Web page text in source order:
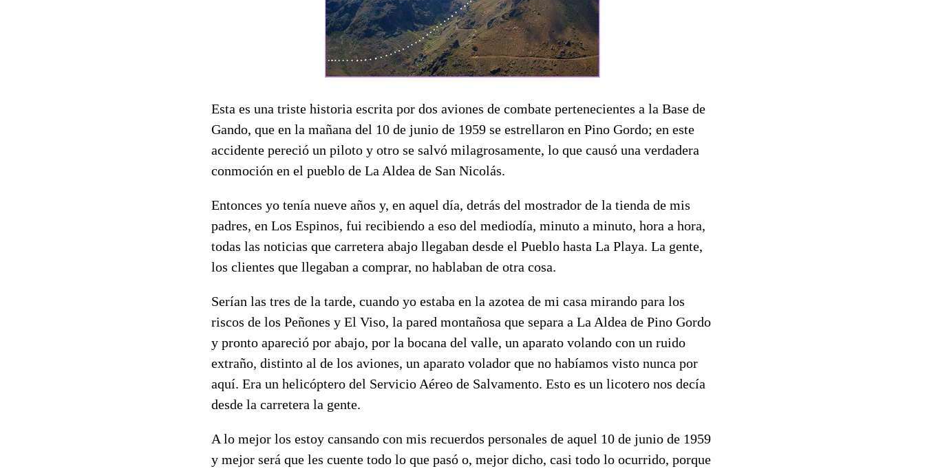
Esta es una triste historia escrita por dos aviones de combate pertenecientes a la Base de
Gando, que en la mañana del 10 de junio de 1959 se estrellaron en Pino Gordo; en este
accidente pereció un piloto y otro se salvó milagrosamente, lo que causó una verdadera
conmoción en el pueblo de La Aldea de San Nicolás.
Entonces yo tenía nueve años y, en aquel día, detrás del mostrador de la tienda de mis
padres, en Los Espinos, fui recibiendo a eso del mediodía, minuto a minuto, hora a hora,
todas las noticias que carretera abajo llegaban desde el Pueblo hasta La Playa. La gente,
los clientes que llegaban a comprar, no hablaban de otra cosa.
Serían las tres de la tarde, cuando yo estaba en la azotea de mi casa mirando para los
riscos de los Peñones y El Viso, la pared montañosa que separa a La Aldea de Pino Gordo
y pronto apareció por abajo, por la bocana del valle, un aparato volando con un ruido
extraño, distinto al de los aviones, un aparato volador que no habíamos visto nunca por
aquí. Era un helicóptero del Servicio Aéreo de Salvamento. Esto es un licotero nos decía
desde la carretera la gente.
A lo mejor los estoy cansando con mis recuerdos personales de aquel 10 de junio de 1959
y mejor será que les cuente todo lo que pasó o, mejor dicho, casi todo lo ocurrido, porque